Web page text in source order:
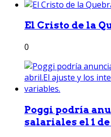
El Cristo de la
0
Poggi podría
salariales el 1